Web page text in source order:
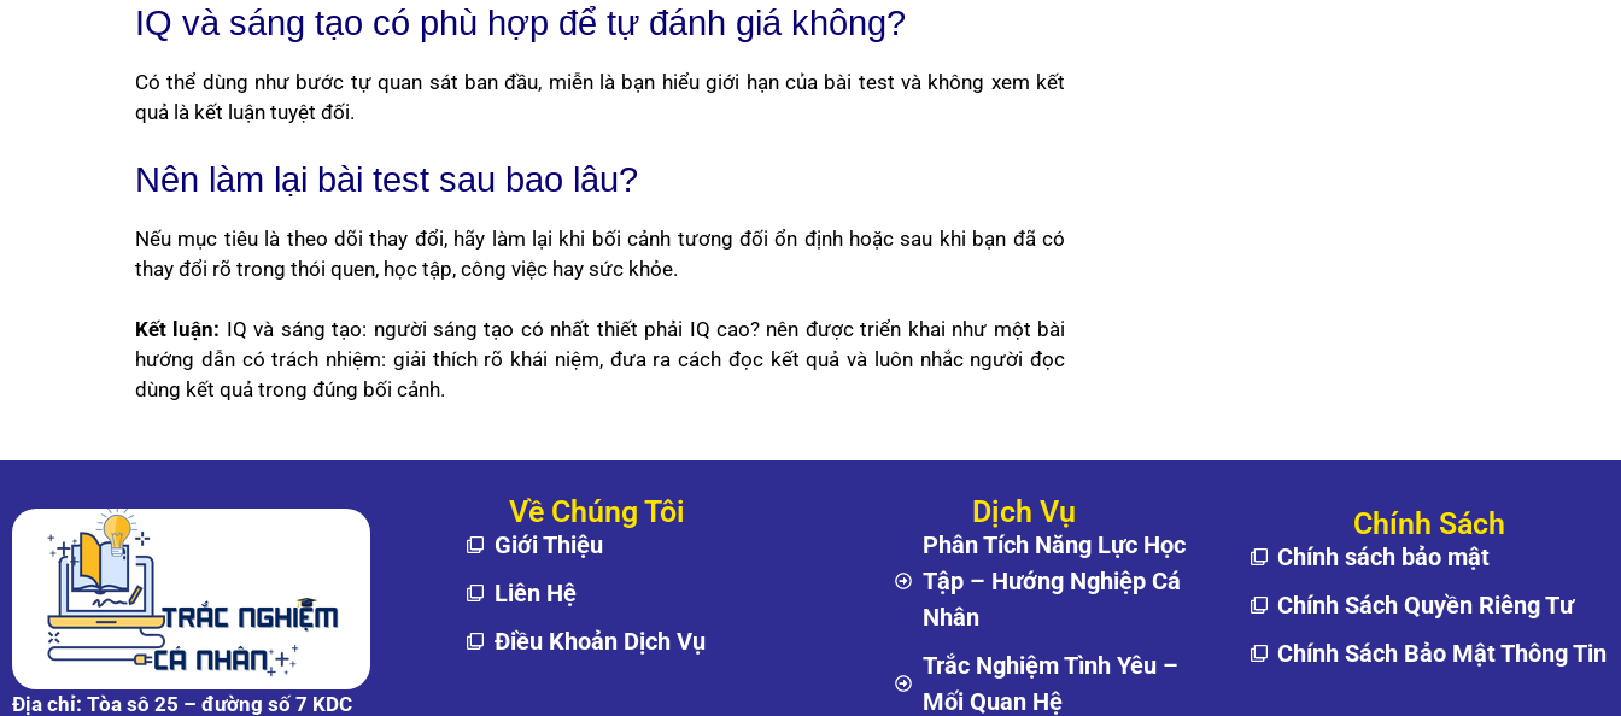
IQ và sáng tạo có phù hợp để tự đánh giá không?
Có thể dùng như bước tự quan sát ban đầu, miễn là bạn hiểu giới hạn của bài test và không xem kết
quả là kết luận tuyệt đối.
Nên làm lại bài test sau bao lâu?
Nếu mục tiêu là theo dõi thay đổi, hãy làm lại khi bối cảnh tương đối ổn định hoặc sau khi bạn đã có
thay đổi rõ trong thói quen, học tập, công việc hay sức khỏe.
Kết luận: IQ và sáng tạo: người sáng tạo có nhất thiết phải IQ cao? nên được triển khai như một bài
hướng dẫn có trách nhiệm: giải thích rõ khái niệm, đưa ra cách đọc kết quả và luôn nhắc người đọc
dùng kết quả trong đúng bối cảnh.
Địa chỉ: Tòa sô 25 – đường số 7 KDC
Về Chúng Tôi
Giới Thiệu
Liên Hệ
Điều Khoản Dịch Vụ
Dịch Vụ
Phân Tích Năng Lực Học
Tập – Hướng Nghiệp Cá
Nhân
Trắc Nghiệm Tình Yêu –
Mối Quan Hệ
Chính Sách
Chính sách bảo mật
Chính Sách Quyền Riêng Tư
Chính Sách Bảo Mật Thông Tin